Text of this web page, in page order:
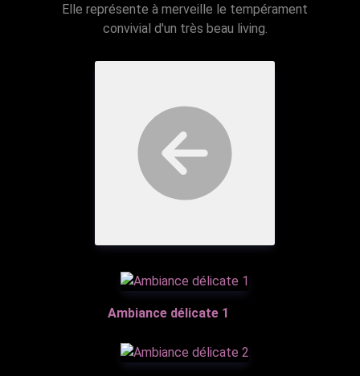
Elle représente à merveille le tempérament
convivial d'un très beau living.
Ambiance délicate 1